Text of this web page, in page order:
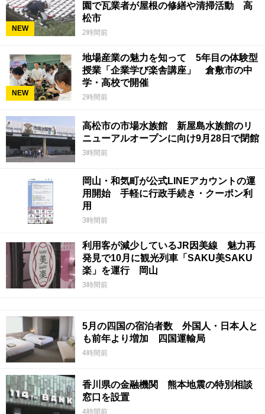
NEW
園で瓦業者が屋根の修繕や清掃活動 高
松市
2時間前
NEW
地場産業の魅力を知って 5年目の体験型
授業「企業学び楽舎講座」 倉敷市の中
学・高校で開催
2時間前
高松市の市場水族館 新屋島水族館のリ
ニューアルオープンに向け9月28日で閉館
3時間前
岡山・和気町が公式LINEアカウントの運
用開始 手軽に行政手続き・クーポン利
用
3時間前
利用客が減少しているJR因美線 魅力再
発見で10月に観光列車「SAKU美SAKU
楽」を運行 岡山
3時間前
5月の四国の宿泊者数 外国人・日本人と
も前年より増加 四国運輸局
4時間前
香川県の金融機関 熊本地震の特別相談
窓口を設置
4時間前